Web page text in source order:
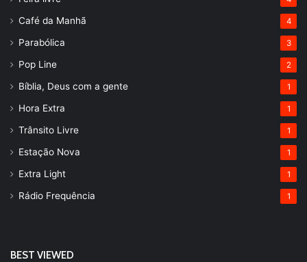
Café da Manhã 4
Parabólica 3
Pop Line 2
Bíblia, Deus com a gente 1
Hora Extra 1
Trânsito Livre 1
Estação Nova 1
Extra Light 1
Rádio Frequência 1
BEST VIEWED